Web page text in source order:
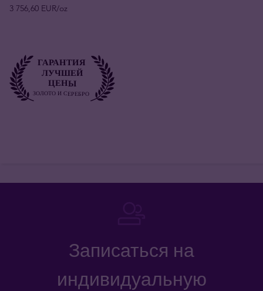
3 756,60 EUR/oz
Записаться на
индивидуальную